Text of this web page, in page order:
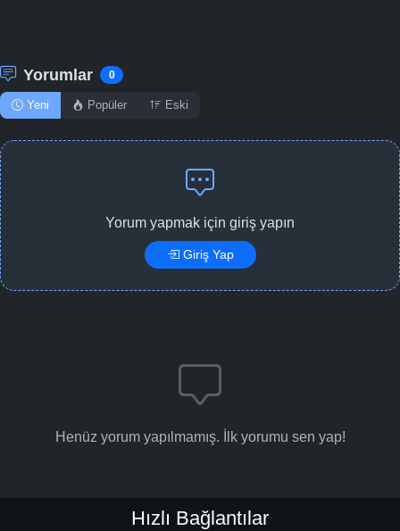
Yorumlar 0
Yeni Popüler Eski
Yorum yapmak için giriş yapın
Giriş Yap
Henüz yorum yapılmamış. İlk yorumu sen yap!
Hızlı Bağlantılar